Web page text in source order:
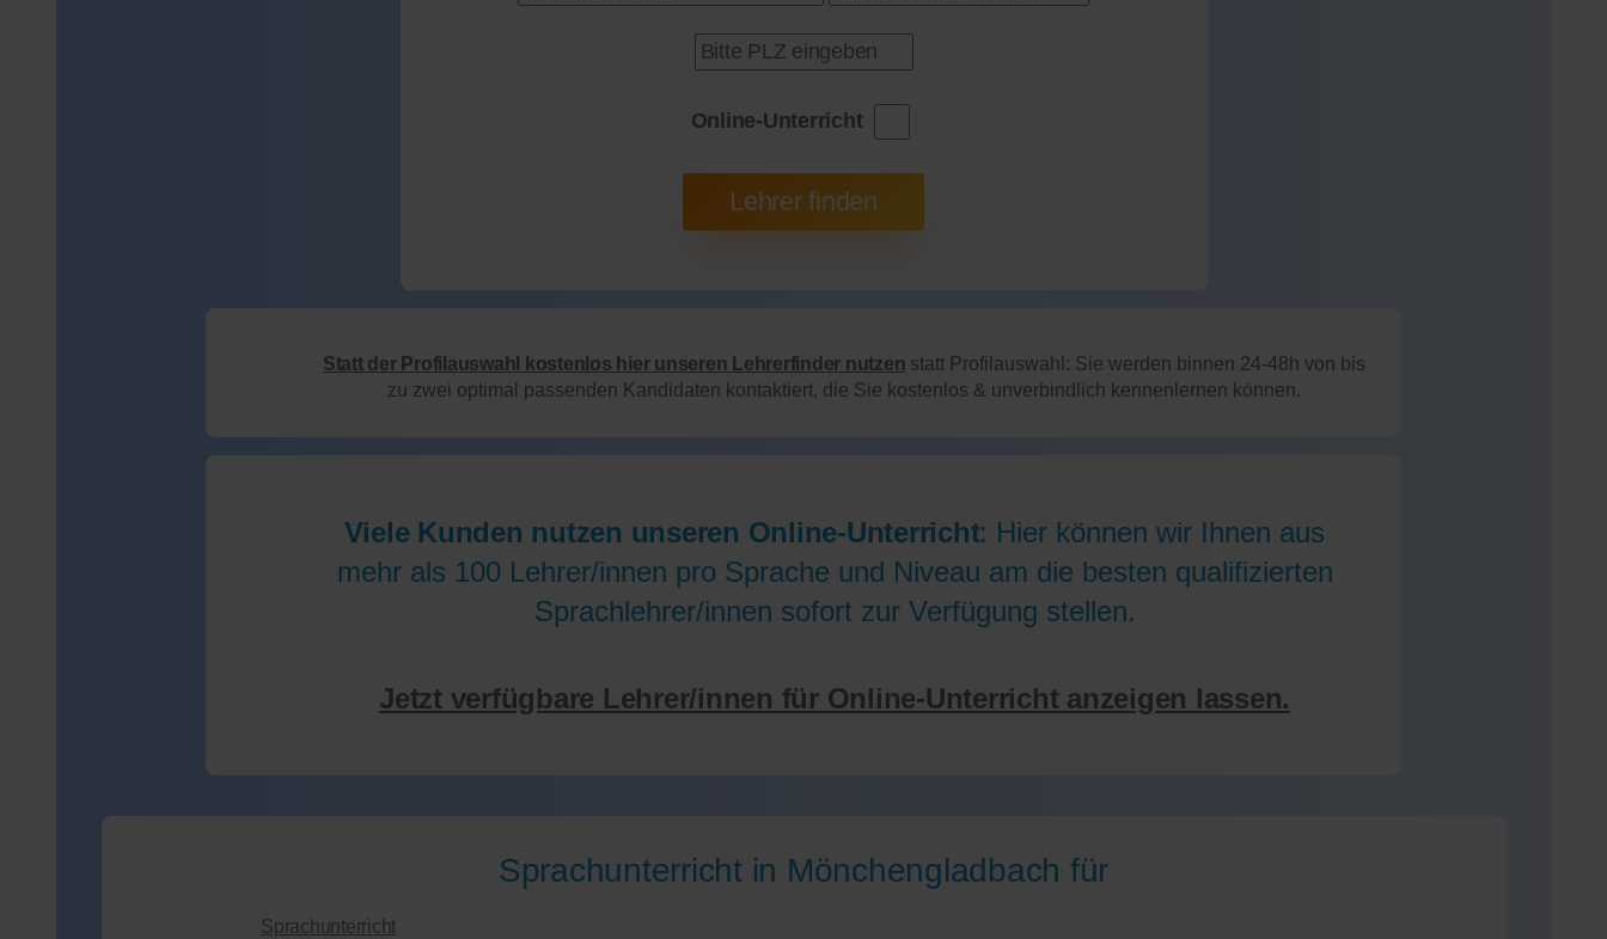
Online-Unterricht
Statt der Profilauswahl kostenlos hier unseren Lehrerfinder nutzen statt Profilauswahl: Sie werden binnen 24-48h von bis
zu zwei optimal passenden Kandidaten kontaktiert, die Sie kostenlos & unverbindlich kennenlernen können.
Viele Kunden nutzen unseren Online-Unterricht: Hier können wir Ihnen aus
mehr als 100 Lehrer/innen pro Sprache und Niveau am die besten qualifizierten
Sprachlehrer/innen sofort zur Verfügung stellen.
Jetzt verfügbare Lehrer/innen für Online-Unterricht anzeigen lassen.
Sprachunterricht in Mönchengladbach für
Sprachunterricht